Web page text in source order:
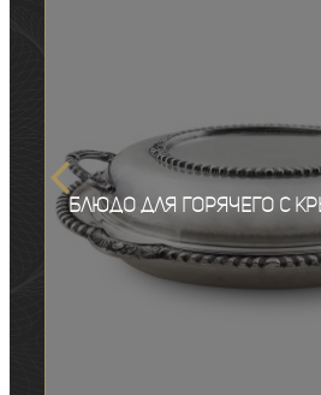
Блюдо для горячего с